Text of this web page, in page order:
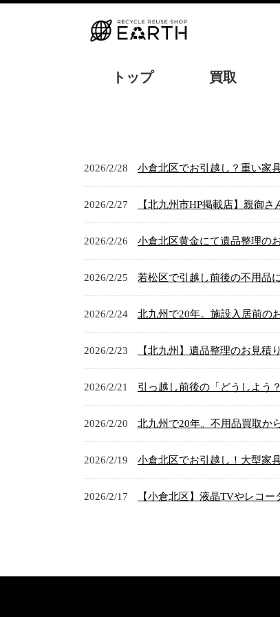
トップ 買取
2026/2/28 小倉北区でお引越し？重い家
2026/2/27 【北九州市HP掲載店】親御
2026/2/26 小倉北区黄金にて遺品整理の
2026/2/25 若松区で引越し前後の不用品
2026/2/24 北九州で20年。施設入居前の
2026/2/23 【北九州】遺品整理のお見
2026/2/21 引っ越し前後の「どうしよう
2026/2/20 北九州で20年。不用品買取か
2026/2/19 小倉北区でお引越し！大型家
2026/2/17 【小倉北区】液晶TVやレコ